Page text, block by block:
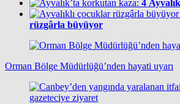
4
rüzgârla büyüyor
Orman Bölge Müdürlüğü’nden hayati uyarı